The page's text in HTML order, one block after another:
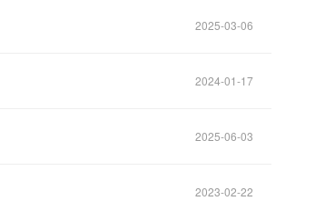
2025-03-06
2024-01-17
2025-06-03
2023-02-22